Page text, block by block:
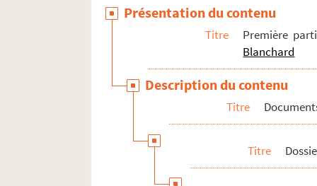
Présentation du contenu
Titre
Première
Blanchard
Description du contenu
Titre
Titre